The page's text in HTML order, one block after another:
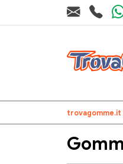
trovagomme.it